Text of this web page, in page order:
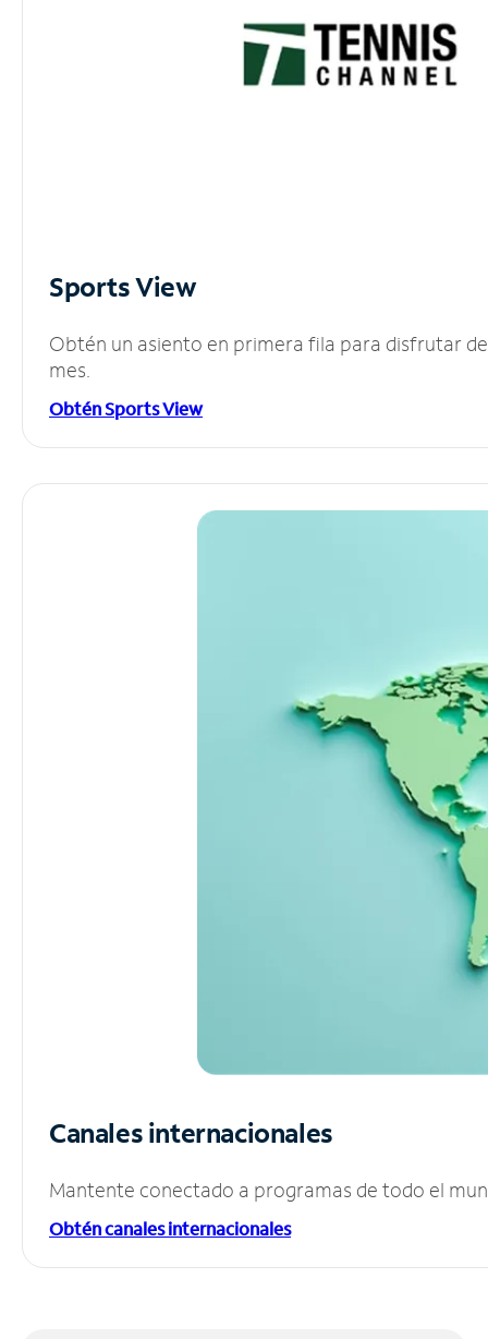
Sports View
Obtén un asiento en primera fila para disfrutar
mes.
Obtén Sports View
Canales internacionales
Mantente conectado a programas de todo el
Obtén canales internacionales